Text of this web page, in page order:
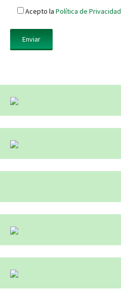
Acepto la Política de Privacidad